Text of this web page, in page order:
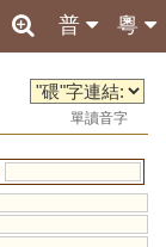
粵
普
單讀音字